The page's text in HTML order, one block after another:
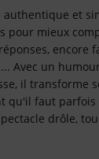
authentique et
pour mieux
encore
Avec un
il transforme
qu'il faut
drôle,